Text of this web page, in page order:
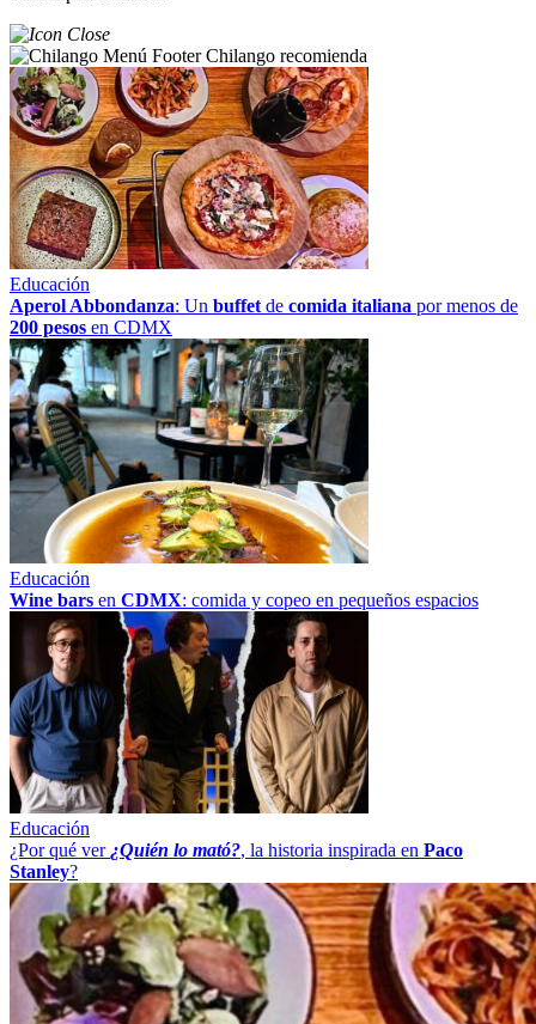
Chilango recomienda
Educación
Aperol Abbondanza: Un buffet de comida italiana por menos de
200 pesos en CDMX
Educación
Wine bars en CDMX: comida y copeo en pequeños espacios
Educación
¿Por qué ver ¿Quién lo mató?, la historia inspirada en Paco
Stanley?